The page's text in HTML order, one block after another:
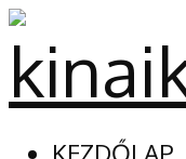
KEZDŐLAP